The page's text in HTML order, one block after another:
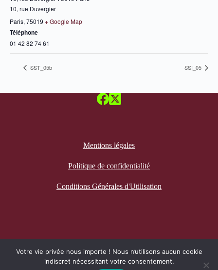
10, rue Duvergier
Paris, 75019 + Google Map
Téléphone
01 42 82 74 61
SST_05b SSI_05
Mentions légales
Politique de confidentialité
Conditions Générales d'Utilisation
Votre vie privée nous importe ! Nous n’utilisons aucun cookie
indiscret nécessitant votre consentement.